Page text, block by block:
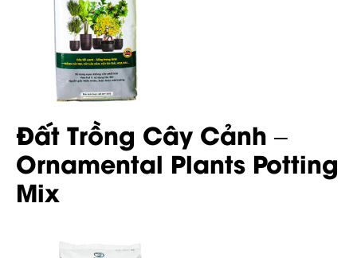
Đất Trồng Cây Cảnh –
Ornamental Plants Potting
Mix